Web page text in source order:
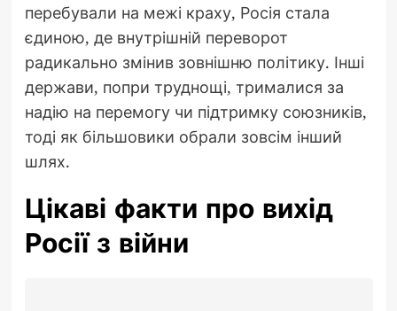
перебували на межі краху, Росія стала
єдиною, де внутрішній переворот
радикально змінив зовнішню політику. Інші
держави, попри труднощі, трималися за
надію на перемогу чи підтримку союзників,
тоді як більшовики обрали зовсім інший
шлях.
Цікаві факти про вихід
Росії з війни